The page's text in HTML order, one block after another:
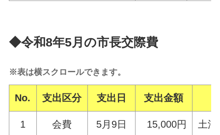
◆令和8年5月の市長交際費
※表は横スクロールできます。
No. 支出区分 支出日 支出金額
1 会費 5月9日 15,000円 土